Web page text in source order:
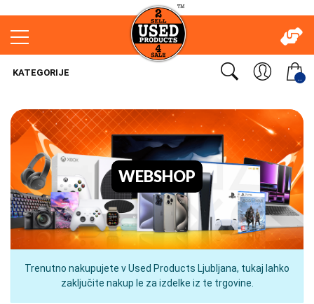
..
KATEGORIJE
WEBSHOP
Trenutno nakupujete v Used Products Ljubljana, tukaj lahko
zaključite nakup le za izdelke iz te trgovine.